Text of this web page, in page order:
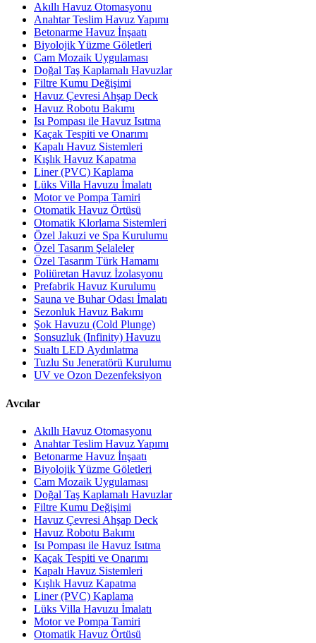
Akıllı Havuz Otomasyonu
Anahtar Teslim Havuz Yapımı
Betonarme Havuz İnşaatı
Biyolojik Yüzme Göletleri
Cam Mozaik Uygulaması
Doğal Taş Kaplamalı Havuzlar
Filtre Kumu Değişimi
Havuz Çevresi Ahşap Deck
Havuz Robotu Bakımı
Isı Pompası ile Havuz Isıtma
Kaçak Tespiti ve Onarımı
Kapalı Havuz Sistemleri
Kışlık Havuz Kapatma
Liner (PVC) Kaplama
Lüks Villa Havuzu İmalatı
Motor ve Pompa Tamiri
Otomatik Havuz Örtüsü
Otomatik Klorlama Sistemleri
Özel Jakuzi ve Spa Kurulumu
Özel Tasarım Şelaleler
Özel Tasarım Türk Hamamı
Poliüretan Havuz İzolasyonu
Prefabrik Havuz Kurulumu
Sauna ve Buhar Odası İmalatı
Sezonluk Havuz Bakımı
Şok Havuzu (Cold Plunge)
Sonsuzluk (Infinity) Havuzu
Sualtı LED Aydınlatma
Tuzlu Su Jeneratörü Kurulumu
UV ve Ozon Dezenfeksiyon
Avcılar
Akıllı Havuz Otomasyonu
Anahtar Teslim Havuz Yapımı
Betonarme Havuz İnşaatı
Biyolojik Yüzme Göletleri
Cam Mozaik Uygulaması
Doğal Taş Kaplamalı Havuzlar
Filtre Kumu Değişimi
Havuz Çevresi Ahşap Deck
Havuz Robotu Bakımı
Isı Pompası ile Havuz Isıtma
Kaçak Tespiti ve Onarımı
Kapalı Havuz Sistemleri
Kışlık Havuz Kapatma
Liner (PVC) Kaplama
Lüks Villa Havuzu İmalatı
Motor ve Pompa Tamiri
Otomatik Havuz Örtüsü